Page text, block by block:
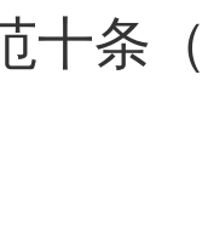
十条